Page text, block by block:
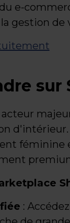
e-
gestion
sur
d'intérieur.
féminine
: